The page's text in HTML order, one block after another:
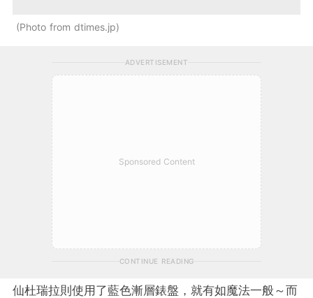
Photo from dtimes.jp
ADVERTISEMENT
Sponsored Content
CONTINUE READING
仙杜瑞拉則使用了藍色漸層錶盤，就有如魔法一般～而